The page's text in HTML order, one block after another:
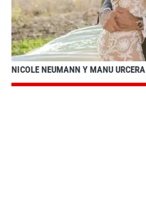
NICOLE NEUMANN Y MANU URCERA